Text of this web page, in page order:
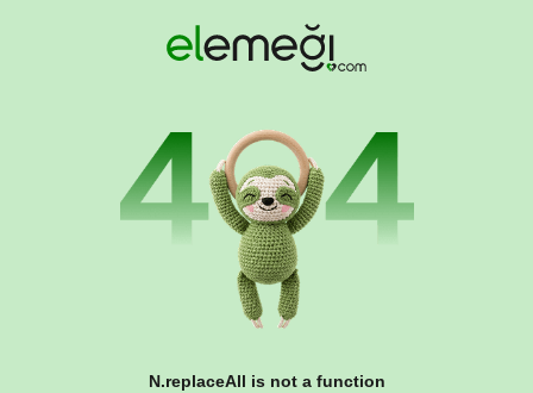
N.replaceAll is not a function